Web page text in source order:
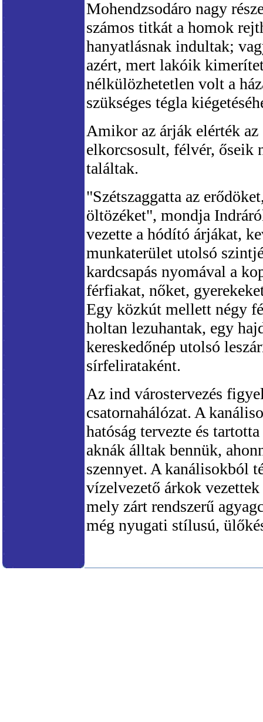
Mohendzsodáro nagy
számos titkát a homok
hanyatlásnak indultak;
azért, mert lakóik
nélkülözhetetlen volt a
szükséges tégla
Amikor az árják elérték
elkorcsosult, félvér, őseik
találtak.
"Szétszaggatta az
öltözéket", mondja
vezette a hódító árjákat,
munkaterület utolsó
kardcsapás nyomával a
férfiakat, nőket,
Egy közkút mellett négy
holtan lezuhantak, egy
kereskedőnép utolsó
sírfelirataként.
Az ind várostervezés
csatornahálózat. A
hatóság tervezte és
aknák álltak bennük,
szennyet. A kanálisokból
vízelvezető árkok vezettek
mely zárt rendszerű
még nyugati stílusú,